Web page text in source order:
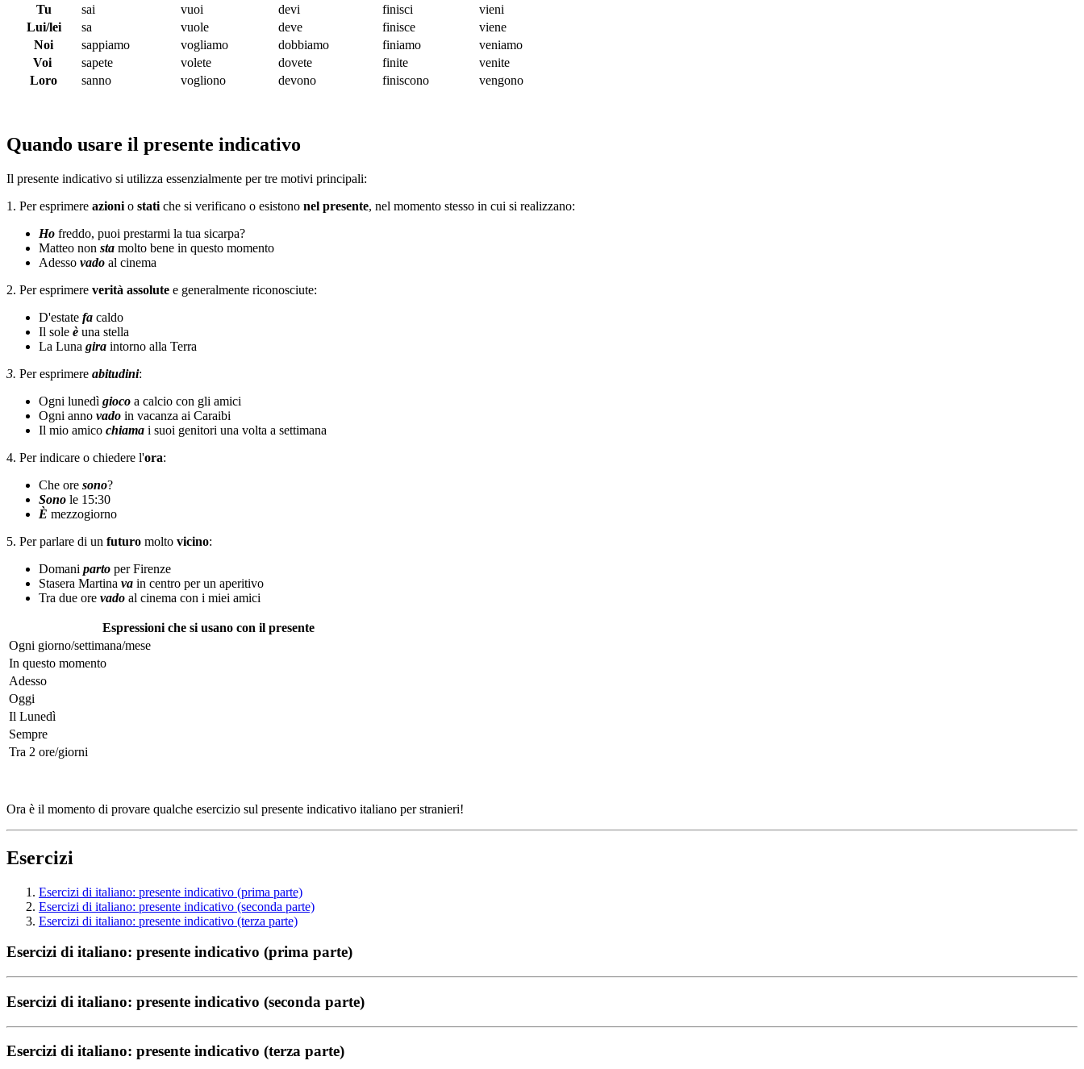
Tu
sai vuoi devi finisci
vieni
Lui/lei
sa vuole deve finisce
viene
Noi
sappiamo vogliamo dobbiamo finiamo
veniamo
Voi
sapete volete dovete finite
venite
Loro
sanno vogliono devono finiscono vengono
Quando usare il presente indicativo
Il presente indicativo si utilizza essenzialmente per tre motivi principali:
1. Per esprimere azioni o stati che si verificano o esistono nel presente, nel momento stesso in cui si realizzano:
Ho freddo, puoi prestarmi la tua sicarpa?
Matteo non sta molto bene in questo momento
Adesso vado al cinema
2. Per esprimere verità assolute e generalmente riconosciute:
D'estate fa caldo
Il sole è una stella
La Luna gira intorno alla Terra
3. Per esprimere abitudini:
Ogni lunedì gioco a calcio con gli amici
Ogni anno vado in vacanza ai Caraibi
Il mio amico chiama i suoi genitori una volta a settimana
4. Per indicare o chiedere l'ora:
Che ore sono?
Sono le 15:30
È mezzogiorno
5. Per parlare di un futuro molto vicino:
Domani parto per Firenze
Stasera Martina va in centro per un aperitivo
Tra due ore vado al cinema con i miei amici
Espressioni che si usano con il presente
Ogni giorno/settimana/mese
In questo momento
Adesso
Oggi
Il Lunedì
Sempre
Tra 2 ore/giorni
Ora è il momento di provare qualche esercizio sul presente indicativo italiano per stranieri!
Esercizi
Esercizi di italiano: presente indicativo (prima parte)
Esercizi di italiano: presente indicativo (seconda parte)
Esercizi di italiano: presente indicativo (terza parte)
Esercizi di italiano: presente indicativo (prima parte)
Esercizi di italiano: presente indicativo (seconda parte)
Esercizi di italiano: presente indicativo (terza parte)